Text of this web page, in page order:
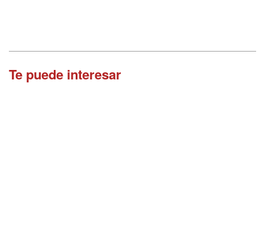
Te puede interesar